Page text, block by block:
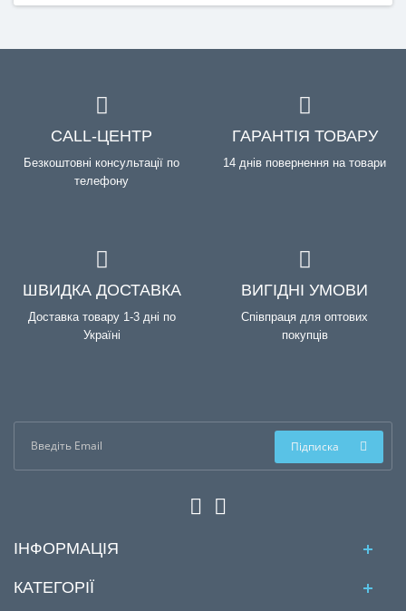
CALL-ЦЕНТР
Безкоштовні консультації по
телефону
ГАРАНТІЯ ТОВАРУ
14 днів повернення на товари
ШВИДКА ДОСТАВКА
Доставка товару 1-3 дні по
Україні
ВИГІДНІ УМОВИ
Співпраця для оптових
покупців
Підписка
ІНФОРМАЦІЯ
КАТЕГОРІЇ